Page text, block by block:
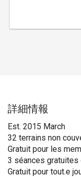
詳細情報
Est. 2015 March
32 terrains non
Gratuit pour les
3 séances
Gratuit pour tout.e